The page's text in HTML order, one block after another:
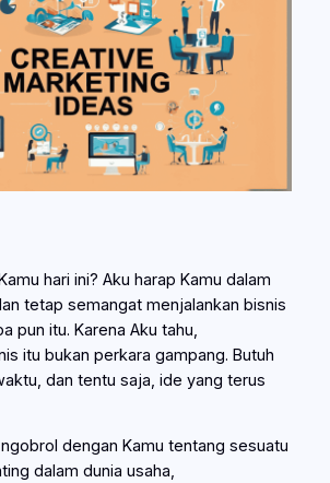
hari ini? Aku harap Kamu dalam
tetap semangat menjalankan bisnis
pun itu. Karena Aku tahu,
itu bukan perkara gampang. Butuh
dan tentu saja, ide yang terus
ngobrol dengan Kamu tentang sesuatu
dalam dunia usaha,